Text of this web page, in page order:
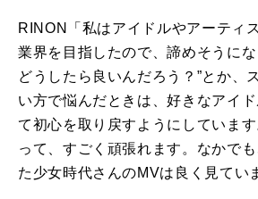
RINON「私はアイドルやアーティ
業界を目指したので、諦めそうにな
どうしたら良いんだろう？ ”とか、
い方で悩んだときは、好きなアイ
て初心を取り戻すようにしていま
って、すごく頑張れます。なかで
た少女時代さんのMVは良く見てい